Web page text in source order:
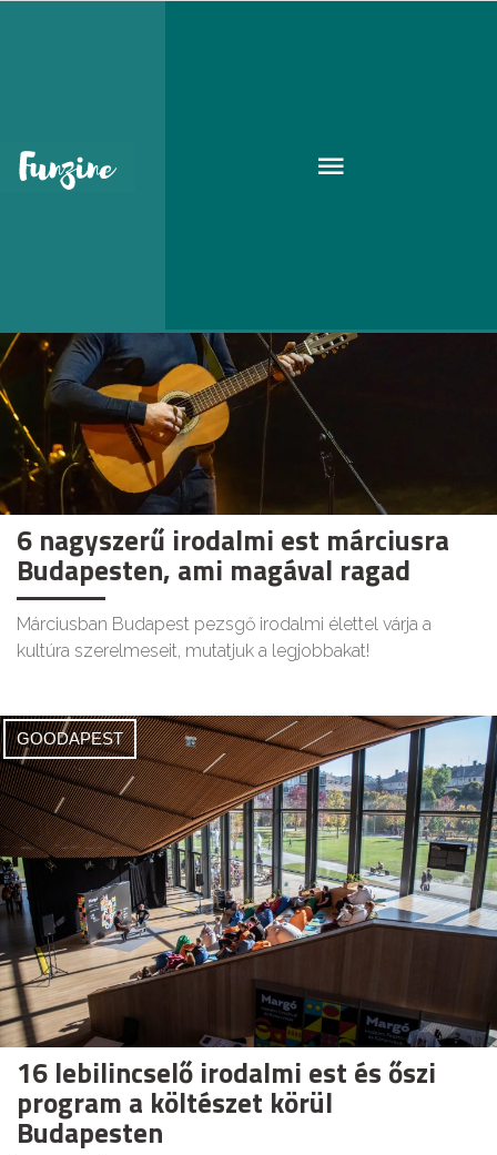
6 nagyszerű irodalmi est márciusra
Budapesten, ami magával ragad
Márciusban Budapest pezsgő irodalmi élettel várja a
kultúra szerelmeseit, mutatjuk a legjobbakat!
GOODAPEST
16 lebilincselő irodalmi est és őszi
program a költészet körül
Budapesten